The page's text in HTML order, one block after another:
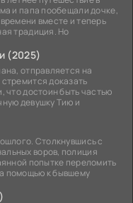
и папа пообещали дочке,
вместе и теперь
традиция. Но
(2025)
отправляется на
доказать
что достоин быть частью
девушку Тию и
Столкнувшись с
воров, полиция
попытке переломить
помощью к бывшему